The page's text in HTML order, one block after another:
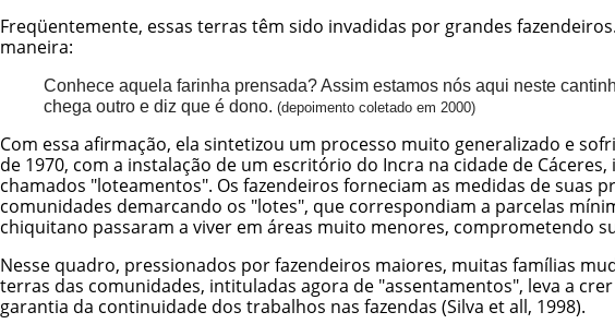
Freqüentemente, essas terras têm sido invadidas por grandes
maneira:
Conhece aquela farinha prensada? Assim estamos nós aqui neste
chega outro e diz que é dono. (depoimento coletado em 2000)
Com essa afirmação, ela sintetizou um processo muito generalizado e
de 1970, com a instalação de um escritório do Incra na cidade de
chamados "loteamentos". Os fazendeiros forneciam as medidas de
comunidades demarcando os "lotes", que correspondiam a parcelas
chiquitano passaram a viver em áreas muito menores, comprometendo
Nesse quadro, pressionados por fazendeiros maiores, muitas famílias
terras das comunidades, intituladas agora de "assentamentos", leva a
garantia da continuidade dos trabalhos nas fazendas (Silva et all, 1998).